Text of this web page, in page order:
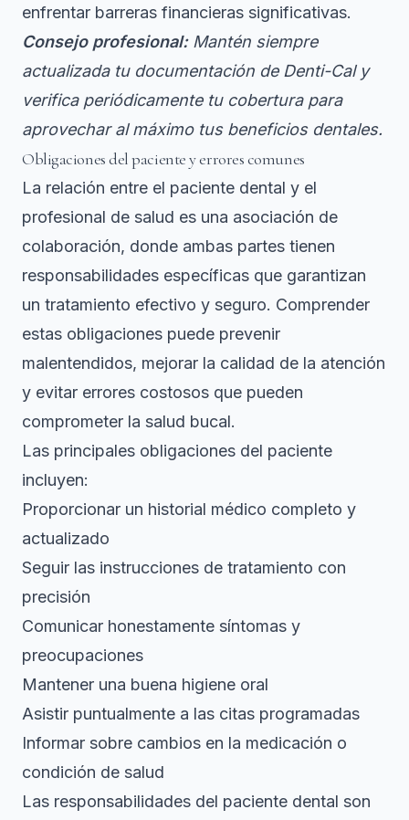
enfrentar barreras financieras significativas.
Consejo profesional: Mantén siempre
actualizada tu documentación de Denti-Cal y
verifica periódicamente tu cobertura para
aprovechar al máximo tus beneficios dentales.
Obligaciones del paciente y errores comunes
La relación entre el paciente dental y el
profesional de salud es una asociación de
colaboración, donde ambas partes tienen
responsabilidades específicas que garantizan
un tratamiento efectivo y seguro. Comprender
estas obligaciones puede prevenir
malentendidos, mejorar la calidad de la atención
y evitar errores costosos que pueden
comprometer la salud bucal.
Las principales obligaciones del paciente
incluyen:
Proporcionar un historial médico completo y
actualizado
Seguir las instrucciones de tratamiento con
precisión
Comunicar honestamente síntomas y
preocupaciones
Mantener una buena higiene oral
Asistir puntualmente a las citas programadas
Informar sobre cambios en la medicación o
condición de salud
Las responsabilidades del paciente dental son